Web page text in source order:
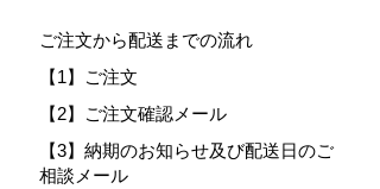
ご注文から配送までの流れ
【1】ご注文
【2】ご注文確認メール
【3】納期のお知らせ及び配送日のご
相談メール